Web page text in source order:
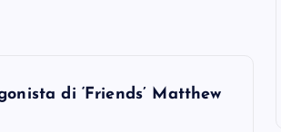
di ‘Friends’ Matthew